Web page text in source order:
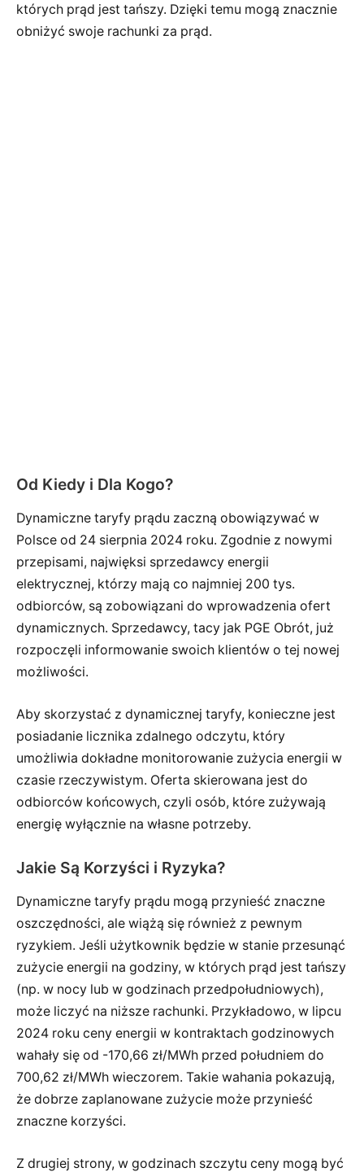
których prąd jest tańszy. Dzięki temu mogą znacznie
obniżyć swoje rachunki za prąd.
Od Kiedy i Dla Kogo?
Dynamiczne taryfy prądu zaczną obowiązywać w
Polsce od 24 sierpnia 2024 roku. Zgodnie z nowymi
przepisami, najwięksi sprzedawcy energii
elektrycznej, którzy mają co najmniej 200 tys.
odbiorców, są zobowiązani do wprowadzenia ofert
dynamicznych. Sprzedawcy, tacy jak PGE Obrót, już
rozpoczęli informowanie swoich klientów o tej nowej
możliwości.
Aby skorzystać z dynamicznej taryfy, konieczne jest
posiadanie licznika zdalnego odczytu, który
umożliwia dokładne monitorowanie zużycia energii w
czasie rzeczywistym. Oferta skierowana jest do
odbiorców końcowych, czyli osób, które zużywają
energię wyłącznie na własne potrzeby.
Jakie Są Korzyści i Ryzyka?
Dynamiczne taryfy prądu mogą przynieść znaczne
oszczędności, ale wiążą się również z pewnym
ryzykiem. Jeśli użytkownik będzie w stanie przesunąć
zużycie energii na godziny, w których prąd jest tańszy
(np. w nocy lub w godzinach przedpołudniowych),
może liczyć na niższe rachunki. Przykładowo, w lipcu
2024 roku ceny energii w kontraktach godzinowych
wahały się od -170,66 zł/MWh przed południem do
700,62 zł/MWh wieczorem. Takie wahania pokazują,
że dobrze zaplanowane zużycie może przynieść
znaczne korzyści.
Z drugiej strony, w godzinach szczytu ceny mogą być